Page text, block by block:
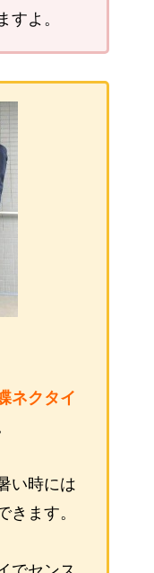
すよ。
ネクタイ
い時には
きます。